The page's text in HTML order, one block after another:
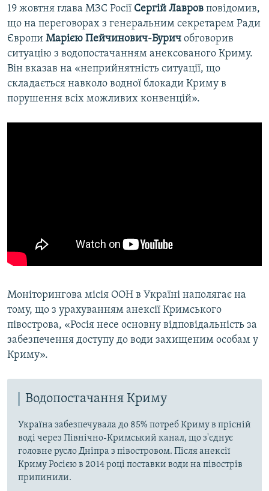
19 жовтня глава МЗС Росії Сергій Лавров повідомив,
що на переговорах з генеральним секретарем Ради
Європи Марією Пейчинович-Бурич обговорив
ситуацію з водопостачанням анексованого Криму.
Він вказав на «неприйнятність ситуації, що
складається навколо водної блокади Криму в
порушення всіх можливих конвенцій».
Моніторингова місія ООН в Україні наполягає на
тому, що з урахуванням анексії Кримського
півострова, «Росія несе основну відповідальність за
забезпечення доступу до води захищеним особам у
Криму».
Водопостачання Криму
Україна забезпечувала до 85% потреб Криму в прісній
воді через Північно-Кримський канал, що з'єднує
головне русло Дніпра з півостровом. Після анексії
Криму Росією в 2014 році поставки води на півострів
припинили.